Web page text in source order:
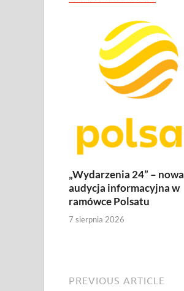
„Wydarzenia 24” – nowa
audycja informacyjna w
ramówce Polsatu
7 sierpnia 2026
PREVIOUS ARTICLE